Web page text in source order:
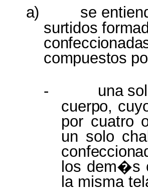
a)
se
surtidos
compuestos
-
una
cuerpo,
por cuatro
un solo
los dem�s
la misma